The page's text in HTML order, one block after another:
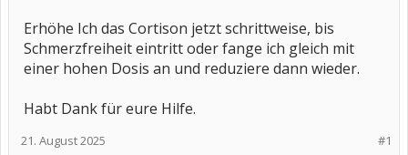
Erhöhe Ich das Cortison jetzt schrittweise, bis
Schmerzfreiheit eintritt oder fange ich gleich mit
einer hohen Dosis an und reduziere dann wieder.
Habt Dank für eure Hilfe.
#1
21. August 2025